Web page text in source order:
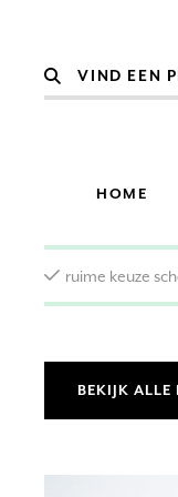
HOME
ruime keuze
BEKIJK ALLE